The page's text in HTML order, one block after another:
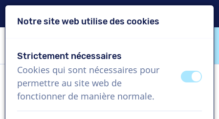
VoiceProductions
Cyrille
Homme, France
Notre site web utilise des cookies
Strictement nécessaires
Cookies qui sont nécessaires pour
permettre au site web de
fonctionner de manière normale.
éteint